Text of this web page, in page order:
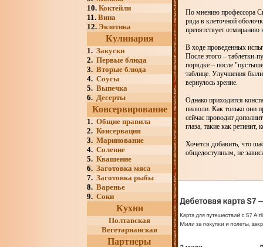
10. Коктейли
11. Вина
12. Экзотика
Кулинария
1. Закуски
2. Первые блюда
3. Вторые блюда
4. Соусы
5. Выпечка
6. Десерты
Консервирование
1. Общие правила
2. Консервация
3. Маринование
4. Соление
5. Квашение
6. Заготовка мяса
7. Заготовка рыбы
8. Варенье
9. Соки
Кухни
Полтавская
Вегетарианская
Партнеры
По мнению профессора
ряда в клеточной
препятствует отмиранию
В ходе проведенных
После этого – таблетки-
порядке – после
таблице. Улучшения
вернулось зрение.
Однако приходится
пилюли. Как только они
сейчас проводит
глаза, такие как
Хочется добавить, что
общедоступным, не